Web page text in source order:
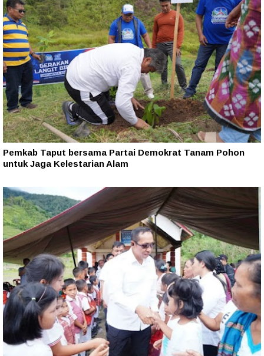
Pemkab Taput bersama Partai Demokrat Tanam Pohon
untuk Jaga Kelestarian Alam